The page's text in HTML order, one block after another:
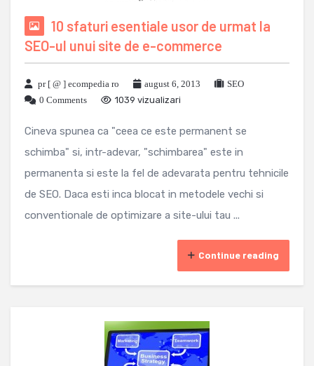
10 sfaturi esentiale usor de urmat la
SEO-ul unui site de e-commerce
pr [ @ ] ecompedia ro august 6, 2013
SEO
0 Comments
1039 vizualizari
Cineva spunea ca "ceea ce este permanent se
schimba" si, intr-adevar, "schimbarea" este in
permanenta si este la fel de adevarata pentru tehnicile
de SEO. Daca esti inca blocat in metodele vechi si
conventionale de optimizare a site-ului tau ...
Continue reading